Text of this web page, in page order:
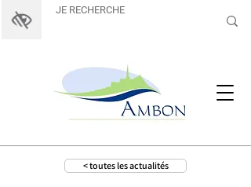
< toutes les actualités